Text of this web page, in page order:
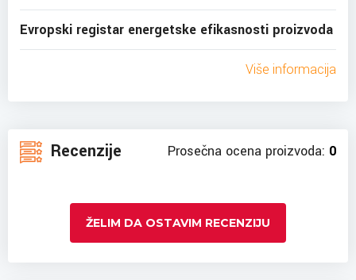
Evropski registar energetske efikasnosti proizvoda
Više informacija
Recenzije Prosečna ocena proizvoda: 0
ŽELIM DA OSTAVIM RECENZIJU